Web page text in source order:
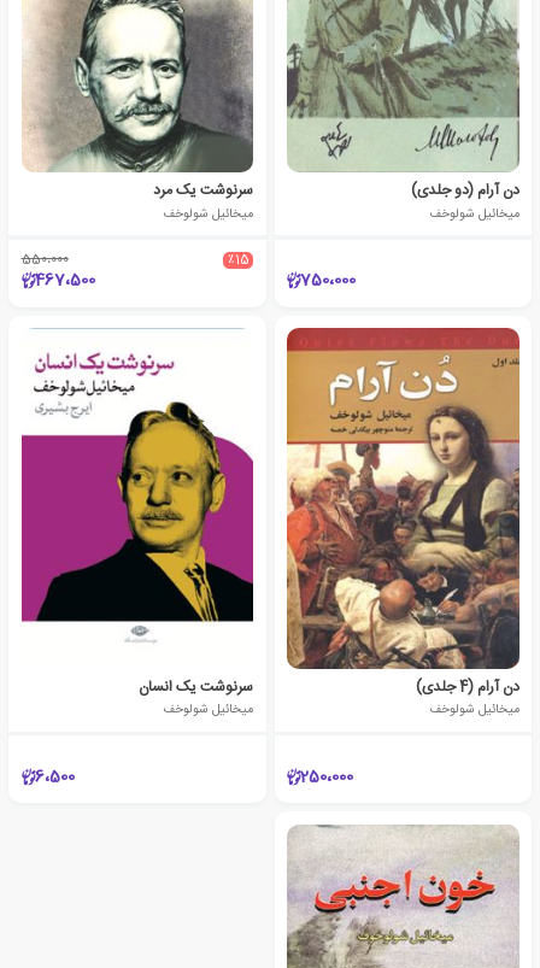
دن آرام (دو جلدی)
میخائیل شولوخف
750،000
سرنوشت یک مرد
میخائیل شولوخف
٪15 550،000
467،500
دن آرام (4 جلدی)
میخائیل شولوخف
250،000
سرنوشت یک انسان
میخائیل شولوخف
6،500